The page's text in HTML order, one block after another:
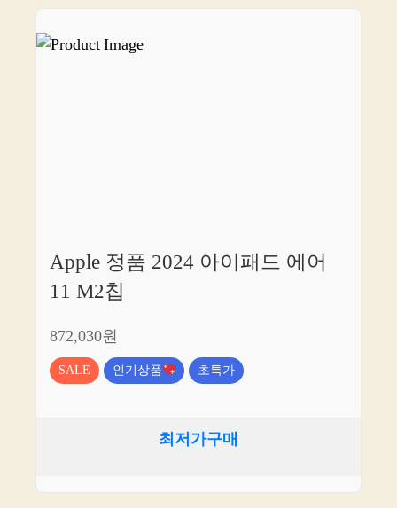
Apple 정품 2024 아이패드 에어
11 M2칩
872,030원
SALE 인기상품 초특가
최저가구매